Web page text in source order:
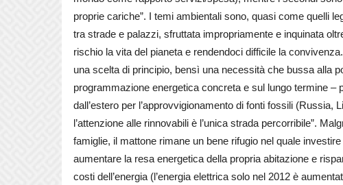
proprie cariche”. I temi ambientali sono, quasi come quelli
tra strade e palazzi, sfruttata impropriamente e inquinata
rischio la vita del pianeta e rendendoci difficile la
una scelta di principio, bensì una necessità che bussa alla
programmazione energetica concreta e sul lungo termine
dall’estero per l’approvvigionamento di fonti fossili (Russia,
l’attenzione alle rinnovabili è l’unica strada percorribile”.
famiglie, il mattone rimane un bene rifugio nel quale
aumentare la resa energetica della propria abitazione e
costi dell’energia (l’energia elettrica solo nel 2012 è